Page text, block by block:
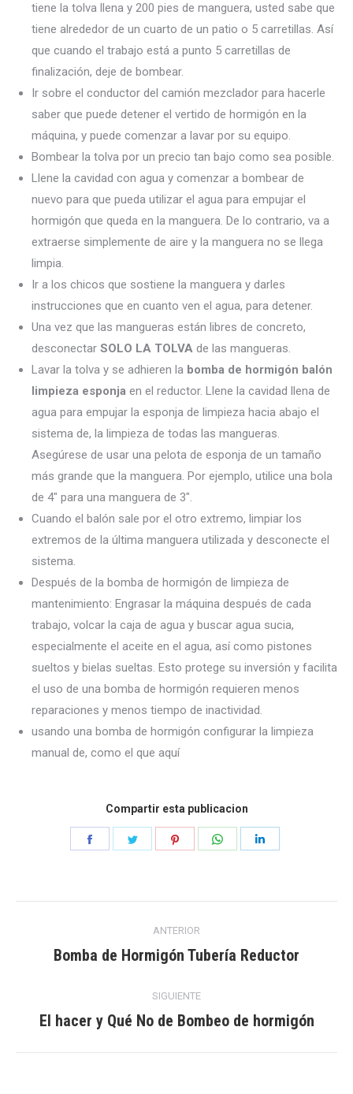
tiene la tolva llena y 200 pies de manguera, usted sabe que
tiene alrededor de un cuarto de un patio o 5 carretillas. Así
que cuando el trabajo está a punto 5 carretillas de
finalización, deje de bombear.
Ir sobre el conductor del camión mezclador para hacerle
saber que puede detener el vertido de hormigón en la
máquina, y puede comenzar a lavar por su equipo.
Bombear la tolva por un precio tan bajo como sea posible.
Llene la cavidad con agua y comenzar a bombear de
nuevo para que pueda utilizar el agua para empujar el
hormigón que queda en la manguera. De lo contrario, va a
extraerse simplemente de aire y la manguera no se llega
limpia.
Ir a los chicos que sostiene la manguera y darles
instrucciones que en cuanto ven el agua, para detener.
Una vez que las mangueras están libres de concreto,
desconectar SOLO LA TOLVA de las mangueras.
Lavar la tolva y se adhieren la bomba de hormigón balón
limpieza esponja en el reductor. Llene la cavidad llena de
agua para empujar la esponja de limpieza hacia abajo el
sistema de, la limpieza de todas las mangueras.
Asegúrese de usar una pelota de esponja de un tamaño
más grande que la manguera. Por ejemplo, utilice una bola
de 4″ para una manguera de 3″.
Cuando el balón sale por el otro extremo, limpiar los
extremos de la última manguera utilizada y desconecte el
sistema.
Después de la bomba de hormigón de limpieza de
mantenimiento: Engrasar la máquina después de cada
trabajo, volcar la caja de agua y buscar agua sucia,
especialmente el aceite en el agua, así como pistones
sueltos y bielas sueltas. Esto protege su inversión y facilita
el uso de una bomba de hormigón requieren menos
reparaciones y menos tiempo de inactividad.
usando una bomba de hormigón configurar la limpieza
manual de, como el que aquí
Compartir esta publicacion
Compartir Compartir Compartir Compartir
entre
publicaciones
ANTERIOR
Publicación
Bomba de Hormigón Tubería Reductor
SIGUIENTE
Publicación
El hacer y Qué No de Bombeo de hormigón